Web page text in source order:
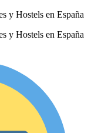
y Hostels en España
y Hostels en España